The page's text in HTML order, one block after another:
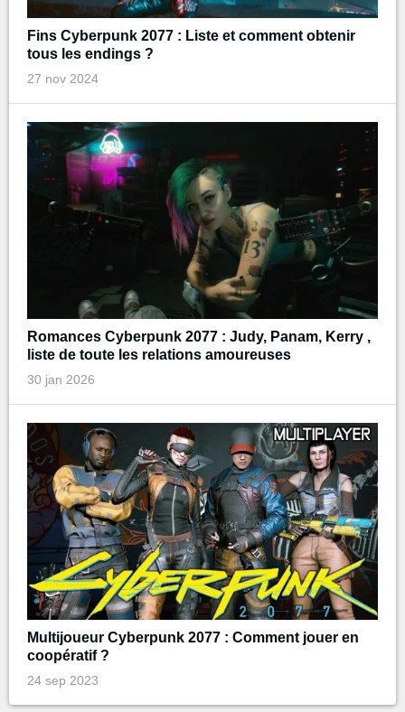
Fins Cyberpunk 2077 : Liste et comment obtenir
tous les endings ?
27 nov 2024
Romances Cyberpunk 2077 : Judy, Panam, Kerry ,
liste de toute les relations amoureuses
30 jan 2026
Multijoueur Cyberpunk 2077 : Comment jouer en
coopératif ?
24 sep 2023